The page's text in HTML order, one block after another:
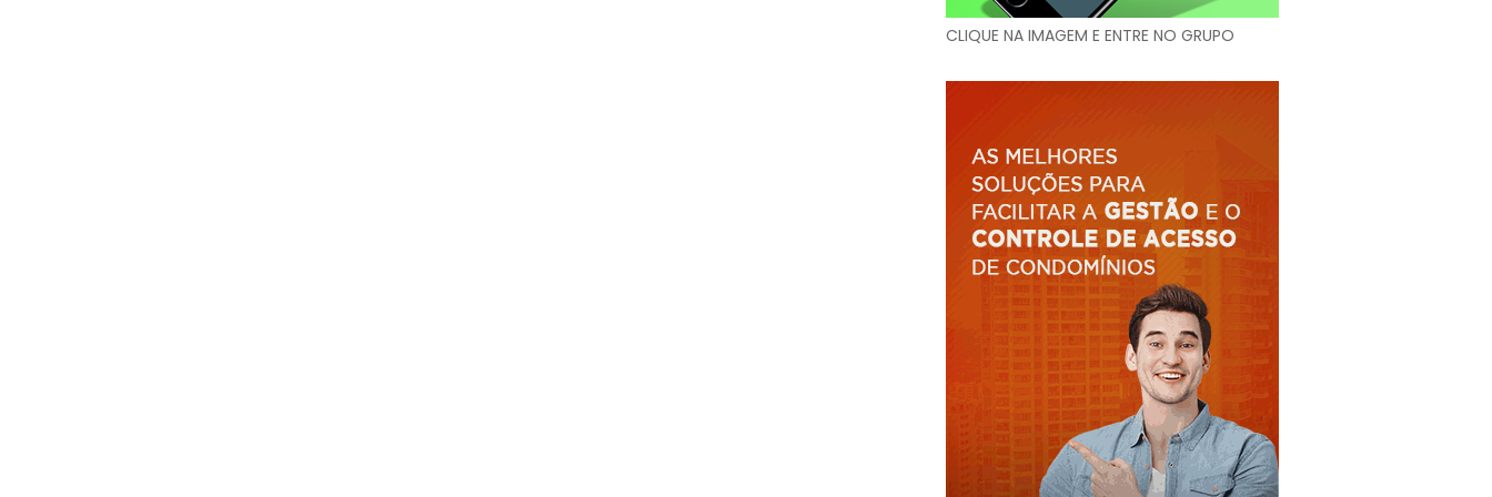
CLIQUE NA IMAGEM E ENTRE NO GRUPO